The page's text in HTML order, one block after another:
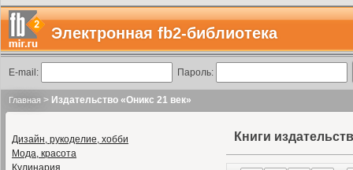
Электронная fb2-библиотека
E-mail: Пароль:
Главная > Издательство «Оникс 21 век»
Дизайн, рукоделие, хобби
Мода, красота
Кулинария
Книги